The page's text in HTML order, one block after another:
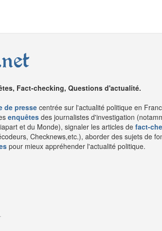
Fact-checking, Questions d'actualité.
de presse centrée sur l'actualité politique en
enquêtes des journalistes d'investigation
et du Monde), signaler les articles de fact-
Checknews,etc.), aborder des sujets de
pour mieux appréhender l'actualité politique.